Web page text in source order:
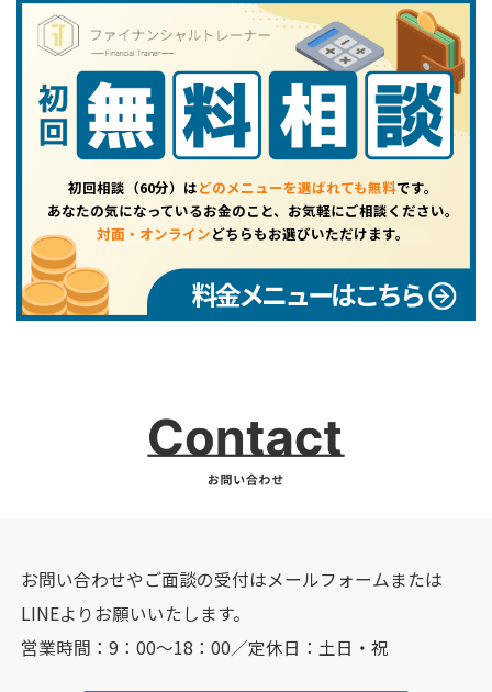
初回相談（60分）はどのメニューを選ばれても無料です。
あなたの気になっているお金のこと、お気軽にご相談ください。
対面・オンラインどちらもお選びいただけます。
料金メニューはこちら
お問い合わせやご面談の受付はメールフォームまたは
LINEよりお願いいたします。
営業時間：9：00～18：00／定休日：土日・祝